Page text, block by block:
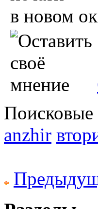
в новом
Поисковые
anzhir